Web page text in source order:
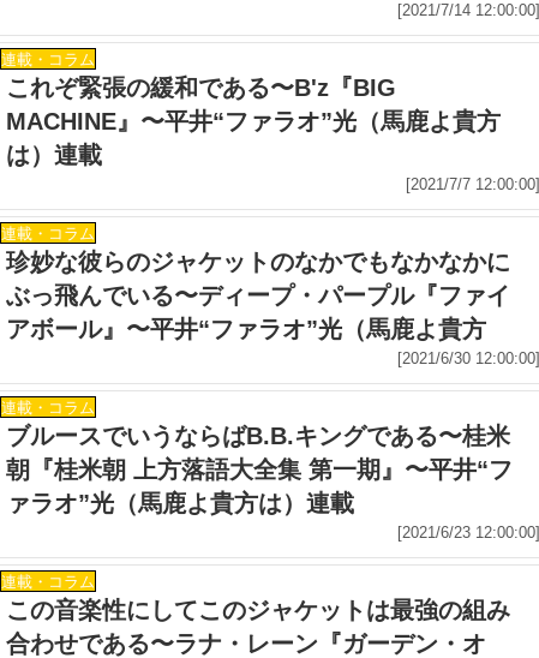
[2021/7/14 12:00:00]
連載・コラム
これぞ緊張の緩和である〜B'z『BIG
MACHINE』〜平井“ファラオ”光（馬鹿よ貴方
は）連載
[2021/7/7 12:00:00]
連載・コラム
珍妙な彼らのジャケットのなかでもなかなかに
ぶっ飛んでいる〜ディープ・パープル『ファイ
アボール』〜平井“ファラオ”光（馬鹿よ貴方
[2021/6/30 12:00:00]
連載・コラム
ブルースでいうならばB.B.キングである〜桂米
朝『桂米朝 上方落語大全集 第一期』〜平井“フ
ァラオ”光（馬鹿よ貴方は）連載
[2021/6/23 12:00:00]
連載・コラム
この音楽性にしてこのジャケットは最強の組み
合わせである〜ラナ・レーン『ガーデン・オ